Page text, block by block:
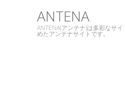
ANTENA
ANTENA(アンテナ)は多彩なサイ
めたアンテナサイトです。